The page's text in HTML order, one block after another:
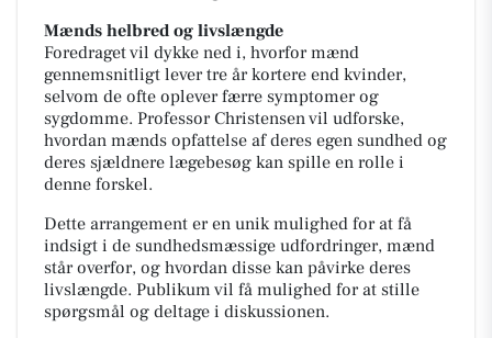
Mænds helbred og livslængde
Foredraget vil dykke ned i, hvorfor mænd
gennemsnitligt lever tre år kortere end kvinder,
selvom de ofte oplever færre symptomer og
sygdomme. Professor Christensen vil udforske,
hvordan mænds opfattelse af deres egen sundhed og
deres sjældnere lægebesøg kan spille en rolle i
denne forskel.
Dette arrangement er en unik mulighed for at få
indsigt i de sundhedsmæssige udfordringer, mænd
står overfor, og hvordan disse kan påvirke deres
livslængde. Publikum vil få mulighed for at stille
spørgsmål og deltage i diskussionen.